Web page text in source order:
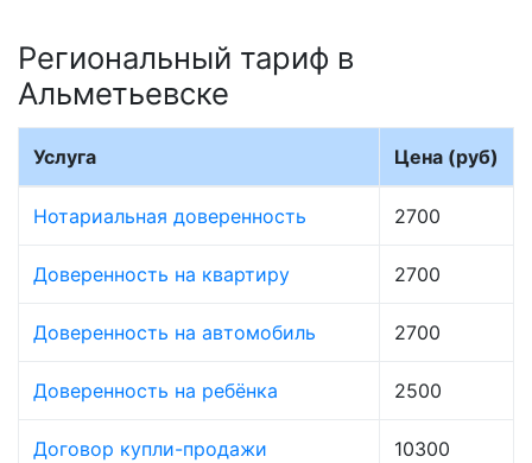
Региональный тариф в
Альметьевске
Услуга Цена (руб)
Нотариальная доверенность 2700
Доверенность на квартиру 2700
Доверенность на автомобиль 2700
Доверенность на ребёнка 2500
Договор купли-продажи 10300